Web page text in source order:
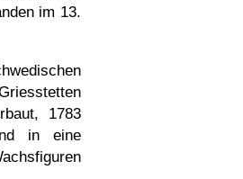
im 13.
1783
in eine